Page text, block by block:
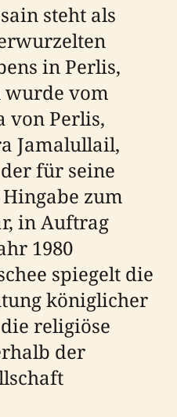
steht als
in Perlis,
vom
von Perlis,
Jamalullail,
für seine
zum
in Auftrag
1980
spiegelt die
königlicher
religiöse
der